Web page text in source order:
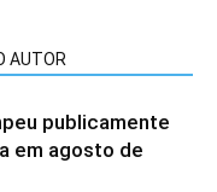
AUTOR
publicamente
em agosto de